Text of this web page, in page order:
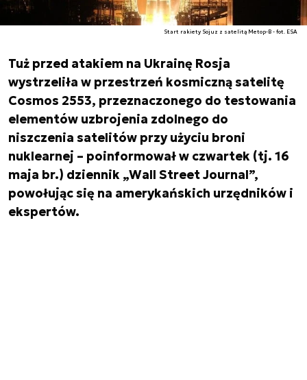
Start rakiety Sojuz z satelitą Metop-B - fot. ESA
Tuż przed atakiem na Ukrainę Rosja
wystrzeliła w przestrzeń kosmiczną satelitę
Cosmos 2553, przeznaczonego do testowania
elementów uzbrojenia zdolnego do
niszczenia satelitów przy użyciu broni
nuklearnej – poinformował w czwartek (tj. 16
maja br.) dziennik „Wall Street Journal”,
powołując się na amerykańskich urzędników i
ekspertów.